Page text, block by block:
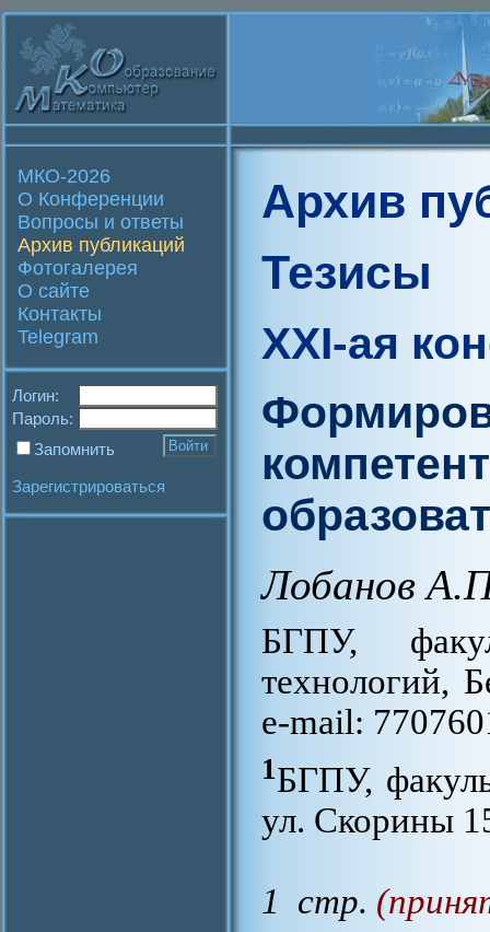
МКО-2026
О Конференции
Вопросы и ответы
Архив публикаций
Фотогалерея
О сайте
Контакты
Telegram
Логин:
Пароль:
Запомнить
Зарегистрироваться
Архив
Тезисы
XXI-ая
Лобанов
БГПУ,
технологий,
e-mail:
1БГПУ,
ул. Скорины
1 стр.